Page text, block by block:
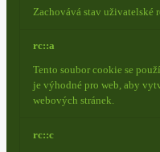
Zachovává stav uživatelské
rc::a
Tento soubor cookie se
je výhodné pro web, aby
webových stránek.
rc::c